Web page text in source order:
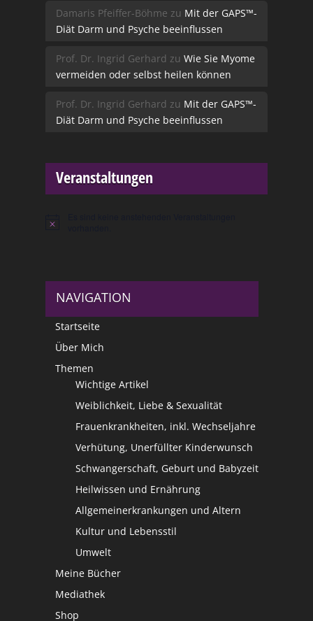
Damaris Pfeiffer-Böhme zu Mit der GAPS™-
Diät Darm und Psyche beeinflussen
Prof. Dr. Ingrid Gerhard zu Wie Sie Myome
vermeiden oder selbst heilen können
Prof. Dr. Ingrid Gerhard zu Mit der GAPS™-
Diät Darm und Psyche beeinflussen
Veranstaltungen
Hinweis
NAVIGATION
Startseite
Über Mich
Themen
Wichtige Artikel
Weiblichkeit, Liebe & Sexualität
Frauenkrankheiten, inkl. Wechseljahre
Verhütung, Unerfüllter Kinderwunsch
Schwangerschaft, Geburt und Babyzeit
Heilwissen und Ernährung
Allgemeinerkrankungen und Altern
Kultur und Lebensstil
Umwelt
Meine Bücher
Mediathek
Shop